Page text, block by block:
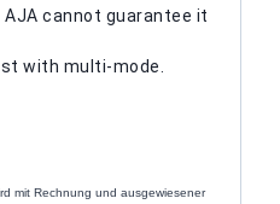
cannot guarantee it
with multi-mode.
mit Rechnung und ausgewiesener